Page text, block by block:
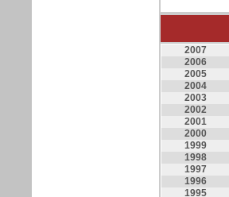
2007
2006
2005
2004
2003
2002
2001
2000
1999
1998
1997
1996
1995